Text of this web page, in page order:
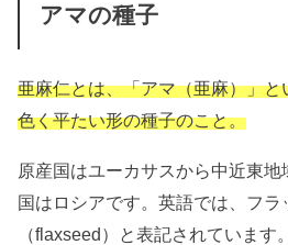
アマの種子
亜麻仁とは、「アマ（亜麻）」
色く平たい形の種子のこと。
原産国はユーカサスから中近東
国はロシアです。英語では、フラ
（flaxseed）と表記されています。